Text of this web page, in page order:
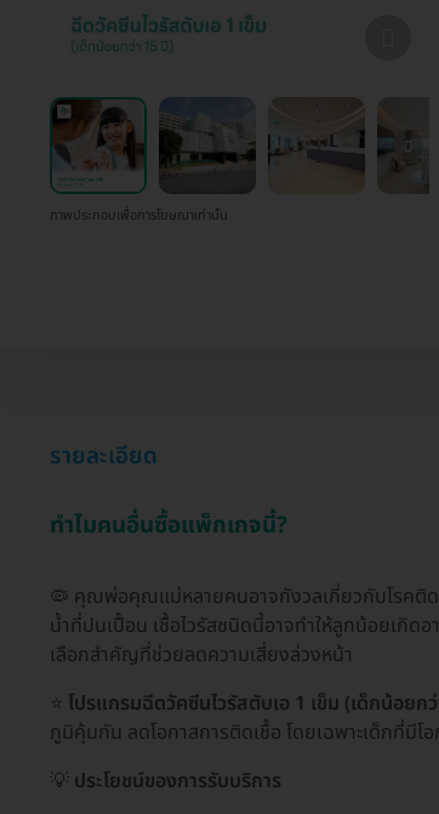
ภาพประกอบเพื่อการโฆษณาเท่านั้น
รายละเอียด
ทำไมคนอื่นซื้อแพ็กเกจนี้?
🦠 คุณพ่อคุณแม่หลายคนอาจกังวลเกี่ยวกับโรคติด
น้ำที่ปนเปื้อน เชื้อไวรัสชนิดนี้อาจทำให้ลูกน้อยเกิด
เลือกสำคัญที่ช่วยลดความเสี่ยงล่วงหน้า
⭐ โปรแกรมฉีดวัคซีนไวรัสตับเอ 1 เข็ม (เด็กน้อยก
ภูมิคุ้มกัน ลดโอกาสการติดเชื้อ โดยเฉพาะเด็กที่มี
💡 ประโยชน์ของการรับบริการ